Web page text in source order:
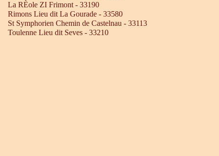
La RÈole ZI Frimont - 33190
Rimons Lieu dit La Gourade - 33580
St Symphorien Chemin de Castelnau - 33113
Toulenne Lieu dit Seves - 33210